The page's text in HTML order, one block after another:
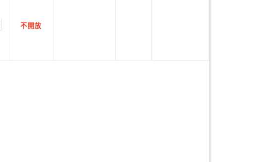
不開放